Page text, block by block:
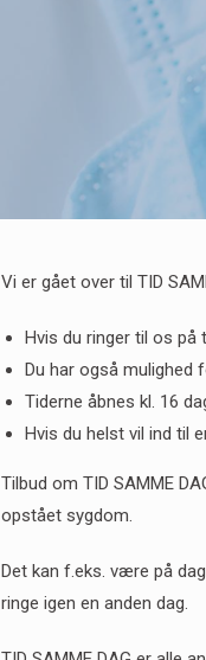
Vi er gået over til TID
Hvis du ringer til os på
Du har også mulighed
Tiderne åbnes kl. 16
Hvis du helst vil ind til
Tilbud om TID SAMME
opstået sygdom.
Det kan f.eks. være på
ringe igen en anden dag.